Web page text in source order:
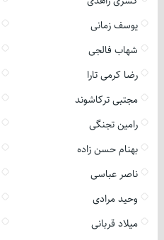
یوسف زمانی
شهاب فالجی
رضا کرمی تارا
مجتبی ترکاشوند
رامین تجنگی
بهنام حسن زاده
ناصر عباسی
وحید مرادی
میلاد قربانی